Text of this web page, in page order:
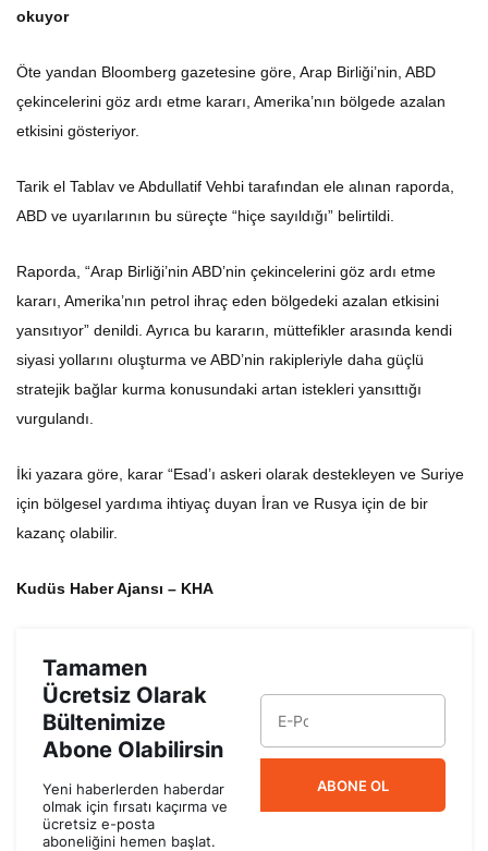
okuyor
Öte yandan Bloomberg gazetesine göre, Arap Birliği’nin, ABD
çekincelerini göz ardı etme kararı, Amerika’nın bölgede azalan
etkisini gösteriyor.
Tarik el Tablav ve Abdullatif Vehbi tarafından ele alınan raporda,
ABD ve uyarılarının bu süreçte “hiçe sayıldığı” belirtildi.
Raporda, “Arap Birliği’nin ABD’nin çekincelerini göz ardı etme
kararı, Amerika’nın petrol ihraç eden bölgedeki azalan etkisini
yansıtıyor” denildi. Ayrıca bu kararın, müttefikler arasında kendi
siyasi yollarını oluşturma ve ABD’nin rakipleriyle daha güçlü
stratejik bağlar kurma konusundaki artan istekleri yansıttığı
vurgulandı.
İki yazara göre, karar “Esad’ı askeri olarak destekleyen ve Suriye
için bölgesel yardıma ihtiyaç duyan İran ve Rusya için de bir
kazanç olabilir.
Kudüs Haber Ajansı – KHA
Tamamen
Ücretsiz Olarak
Bültenimize
Abone Olabilirsin
Yeni haberlerden haberdar
olmak için fırsatı kaçırma ve
ücretsiz e-posta
aboneliğini hemen başlat.
ABONE OL